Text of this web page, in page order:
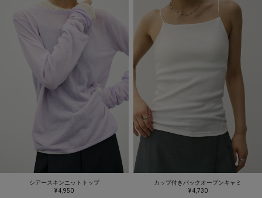
シアースキンニットトップ
¥ 4,950
カップ付きバックオープンキャミ
¥ 4,730